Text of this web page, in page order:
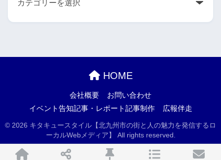
HOME
会社概要
お問い合わせ
イベント告知記事・レポート記事制作
広報伴走
© 2026 キタキュースタイル【北九州市の街と人の魅力を発信するロ
ーカルWebメディア】 All rights reserved.